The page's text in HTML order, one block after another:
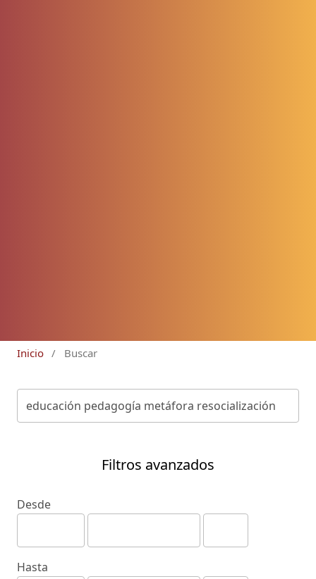
Inicio / Buscar
Filtros avanzados
Desde
Hasta